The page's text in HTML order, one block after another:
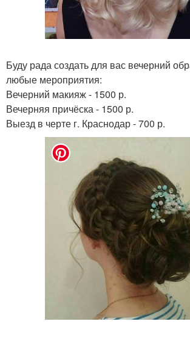
Буду рада создать для вас вечерний
любые мероприятия:
Вечерний макияж - 1500 р.
Вечерняя причёска - 1500 р.
Выезд в черте г. Краснодар - 700 р.